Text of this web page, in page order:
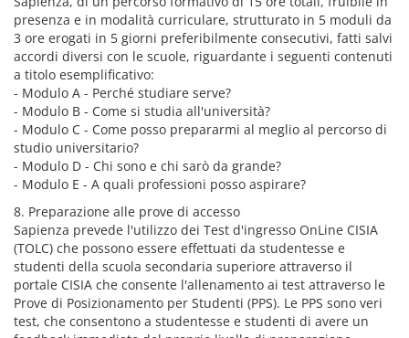
presenza e in modalità curriculare, strutturato in 5 moduli da
3 ore erogati in 5 giorni preferibilmente consecutivi, fatti salvi
accordi diversi con le scuole, riguardante i seguenti contenuti
a titolo esemplificativo:
- Modulo A - Perché studiare serve?
- Modulo B - Come si studia all'università?
- Modulo C - Come posso prepararmi al meglio al percorso di
studio universitario?
- Modulo D - Chi sono e chi sarò da grande?
- Modulo E - A quali professioni posso aspirare?
8. Preparazione alle prove di accesso
Sapienza prevede l'utilizzo dei Test d'ingresso OnLine CISIA
(TOLC) che possono essere effettuati da studentesse e
studenti della scuola secondaria superiore attraverso il
portale CISIA che consente l'allenamento ai test attraverso le
Prove di Posizionamento per Studenti (PPS). Le PPS sono veri
test, che consentono a studentesse e studenti di avere un